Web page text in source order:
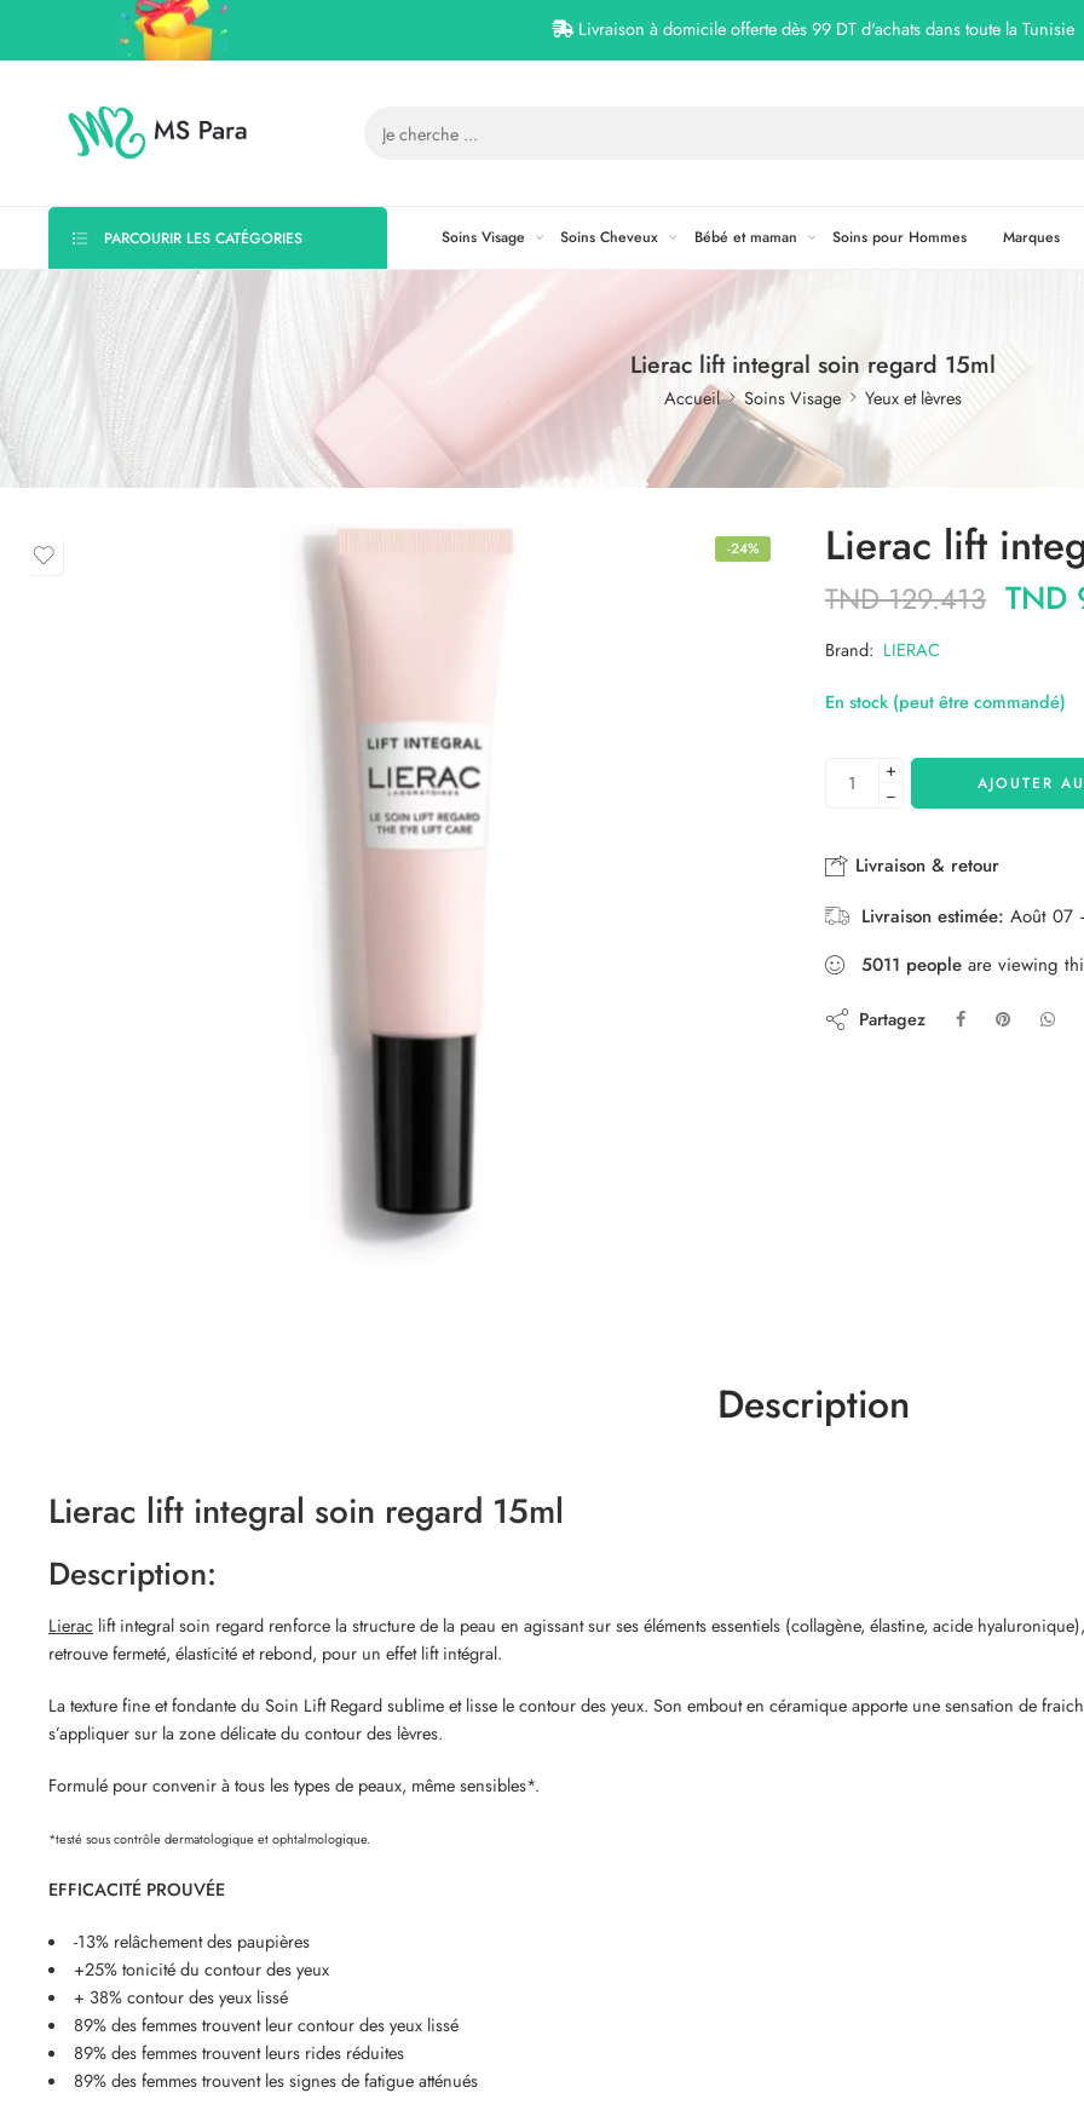
Livraison à domicile offerte dès 99 DT d'achats dans toute la Tunisie
PARCOURIR LES CATÉGORIES Soins Visage Soins Cheveux Bébé et maman Soins pour Hommes Marques
Lierac lift integral soin regard 15ml
Accueil Soins Visage Yeux et lèvres
-24% Lierac lift
TND129.413 TND
Brand: LIERAC
En stock (peut être commandé)
+
−
AJOUTER
Livraison & retour
Livraison estimée: Août 07
5011 people are viewing
Partagez
Description
Lierac lift integral soin regard 15ml
Description:
Lierac lift integral soin regard renforce la structure de la peau en agissant sur ses éléments essentiels (collagène, élastine, acide
retrouve fermeté, élasticité et rebond, pour un effet lift intégral.
La texture fine et fondante du Soin Lift Regard sublime et lisse le contour des yeux. Son embout en céramique apporte une sensation de
s’appliquer sur la zone délicate du contour des lèvres.
Formulé pour convenir à tous les types de peaux, même sensibles*.
*testé sous contrôle dermatologique et ophtalmologique.
EFFICACITÉ PROUVÉE
-13% relâchement des paupières
+25% tonicité du contour des yeux
+ 38% contour des yeux lissé
89% des femmes trouvent leur contour des yeux lissé
89% des femmes trouvent leurs rides réduites
89% des femmes trouvent les signes de fatigue atténués